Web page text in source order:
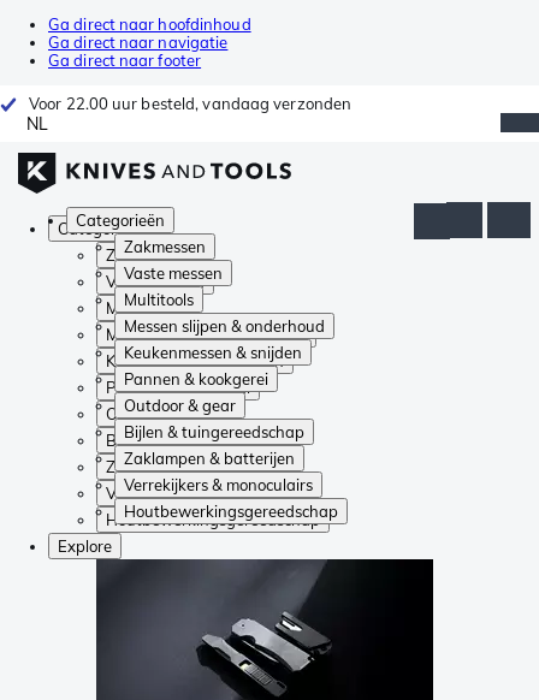
Ga direct naar hoofdinhoud
Ga direct naar navigatie
Ga direct naar footer
Voor 22.00 uur besteld, vandaag verzonden
NL
Categorieën
Zakmessen
Vaste messen
Multitools
Messen slijpen & onderhoud
Keukenmessen & snijden
Pannen & kookgerei
Outdoor & gear
Bijlen & tuingereedschap
Zaklampen & batterijen
Verrekijkers & monoculairs
Houtbewerkingsgereedschap
Categorieën
Zakmessen
Vaste messen
Multitools
Messen slijpen & onderhoud
Keukenmessen & snijden
Pannen & kookgerei
Outdoor & gear
Bijlen & tuingereedschap
Zaklampen & batterijen
Verrekijkers & monoculairs
Houtbewerkingsgereedschap
Explore